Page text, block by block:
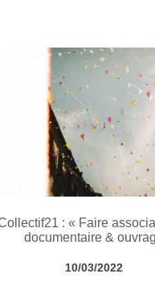
: « Faire
documentaire &
10/03/2022